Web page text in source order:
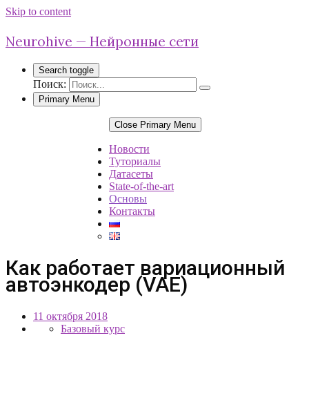
Skip to content
Neurohive — Нейронные сети
Search toggle
Поиск:
Primary Menu
Close Primary Menu
Новости
Туториалы
Датасеты
State-of-the-art
Основы
Контакты
Как работает вариационный
автоэнкодер (VAE)
11 октября 2018
Базовый курс